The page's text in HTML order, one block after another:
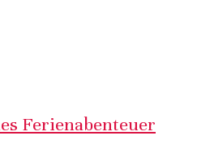
Ferienabenteuer